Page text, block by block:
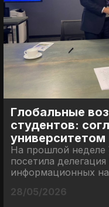
Глобальные
студентов:
университетом
На прошлой неделе
посетила
информационных
28/05/2026